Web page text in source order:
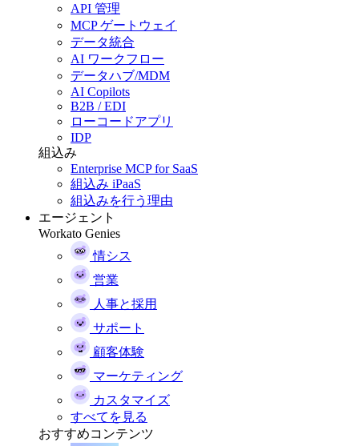
API 管理
MCP ゲートウェイ
データ統合
AI ワークフロー
データハブ/MDM
AI Copilots
B2B / EDI
ローコードアプリ
IDP
組込み
Enterprise MCP for SaaS
組込み iPaaS
組込みを行う理由
エージェント
Workato Genies
情シス
営業
人事と採用
サポート
顧客体験
マーケティング
カスタマイズ
すべてを見る
おすすめコンテンツ